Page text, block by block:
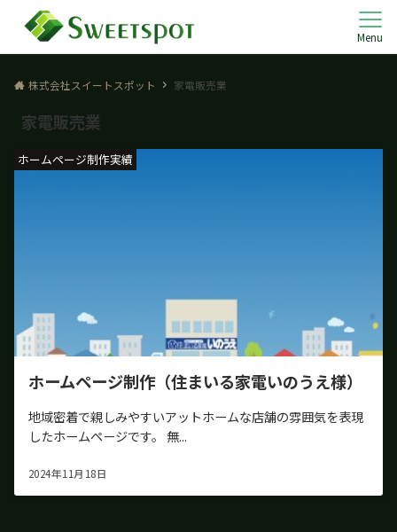
Menu
株式会社スイートスポット 家電販売業
家電販売業
ホームページ制作実績
ホームページ制作（住まいる家電いのうえ様）
地域密着で親しみやすいアットホームな店舗の雰囲気を表現
したホームページです。 無...
2024年11月18日